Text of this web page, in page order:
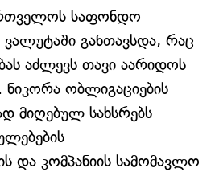
საფონდო
განთავსდა, რაც
აძლევს თავი აარიდოს
ნიკორა ობლიგაციების
მიღებულ სახსრებს
და კომპანიის სამომავლო